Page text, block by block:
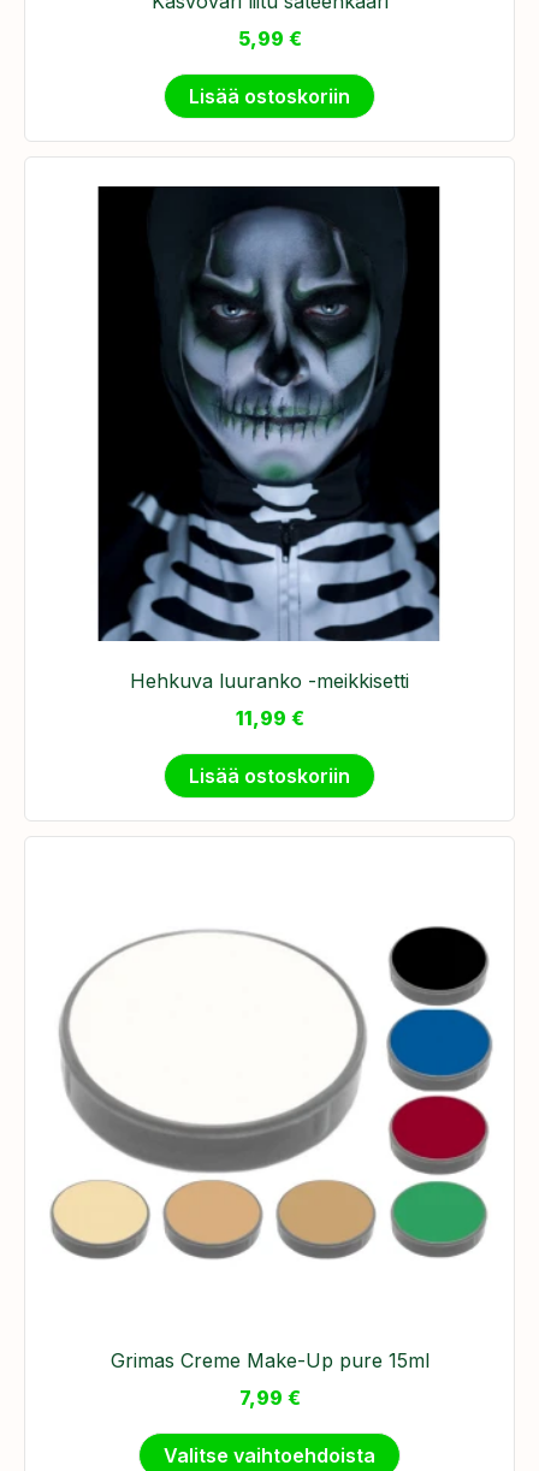
5,99 €
Lisää ostoskoriin
Hehkuva luuranko -meikkisetti
11,99 €
Lisää ostoskoriin
Grimas Creme Make-Up pure 15ml
7,99 €
Valitse vaihtoehdoista